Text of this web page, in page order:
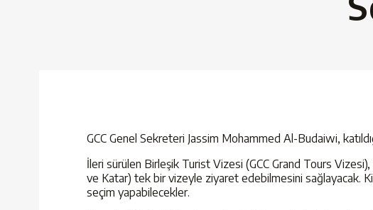
GCC Genel Sekreteri Jassim Mohammed Al-Budaiwi,
İleri sürülen Birleşik Turist Vizesi (GCC Grand Tours
ve Katar) tek bir vizeyle ziyaret edebilmesini sağlayacak.
seçim yapabilecekler.